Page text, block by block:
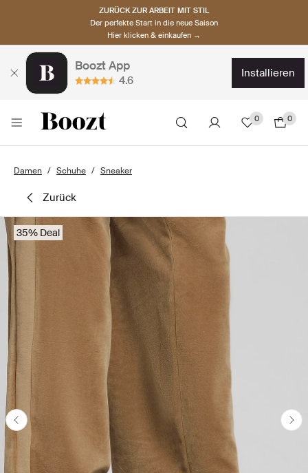
ZURÜCK ZUR ARBEIT MIT STIL
Der perfekte Start in die neue Saison
Hier klicken & einkaufen →
Boozt App
4.6
installieren
0 0
Damen Schuhe Sneaker
zurück
35% Deal